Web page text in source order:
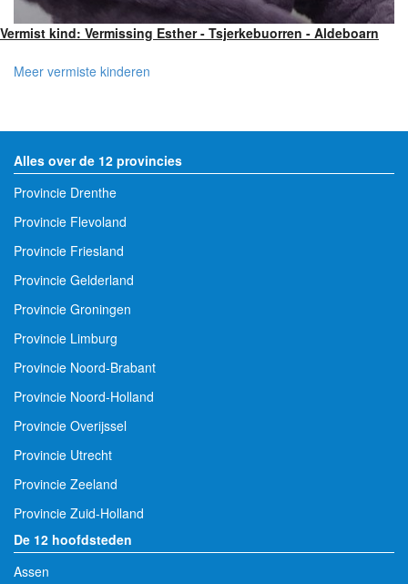
Vermist kind: Vermissing Esther - Tsjerkebuorren - Aldeboarn
Meer vermiste kinderen
Alles over de 12 provincies
Provincie Drenthe
Provincie Flevoland
Provincie Friesland
Provincie Gelderland
Provincie Groningen
Provincie Limburg
Provincie Noord-Brabant
Provincie Noord-Holland
Provincie Overijssel
Provincie Utrecht
Provincie Zeeland
Provincie Zuid-Holland
De 12 hoofdsteden
Assen